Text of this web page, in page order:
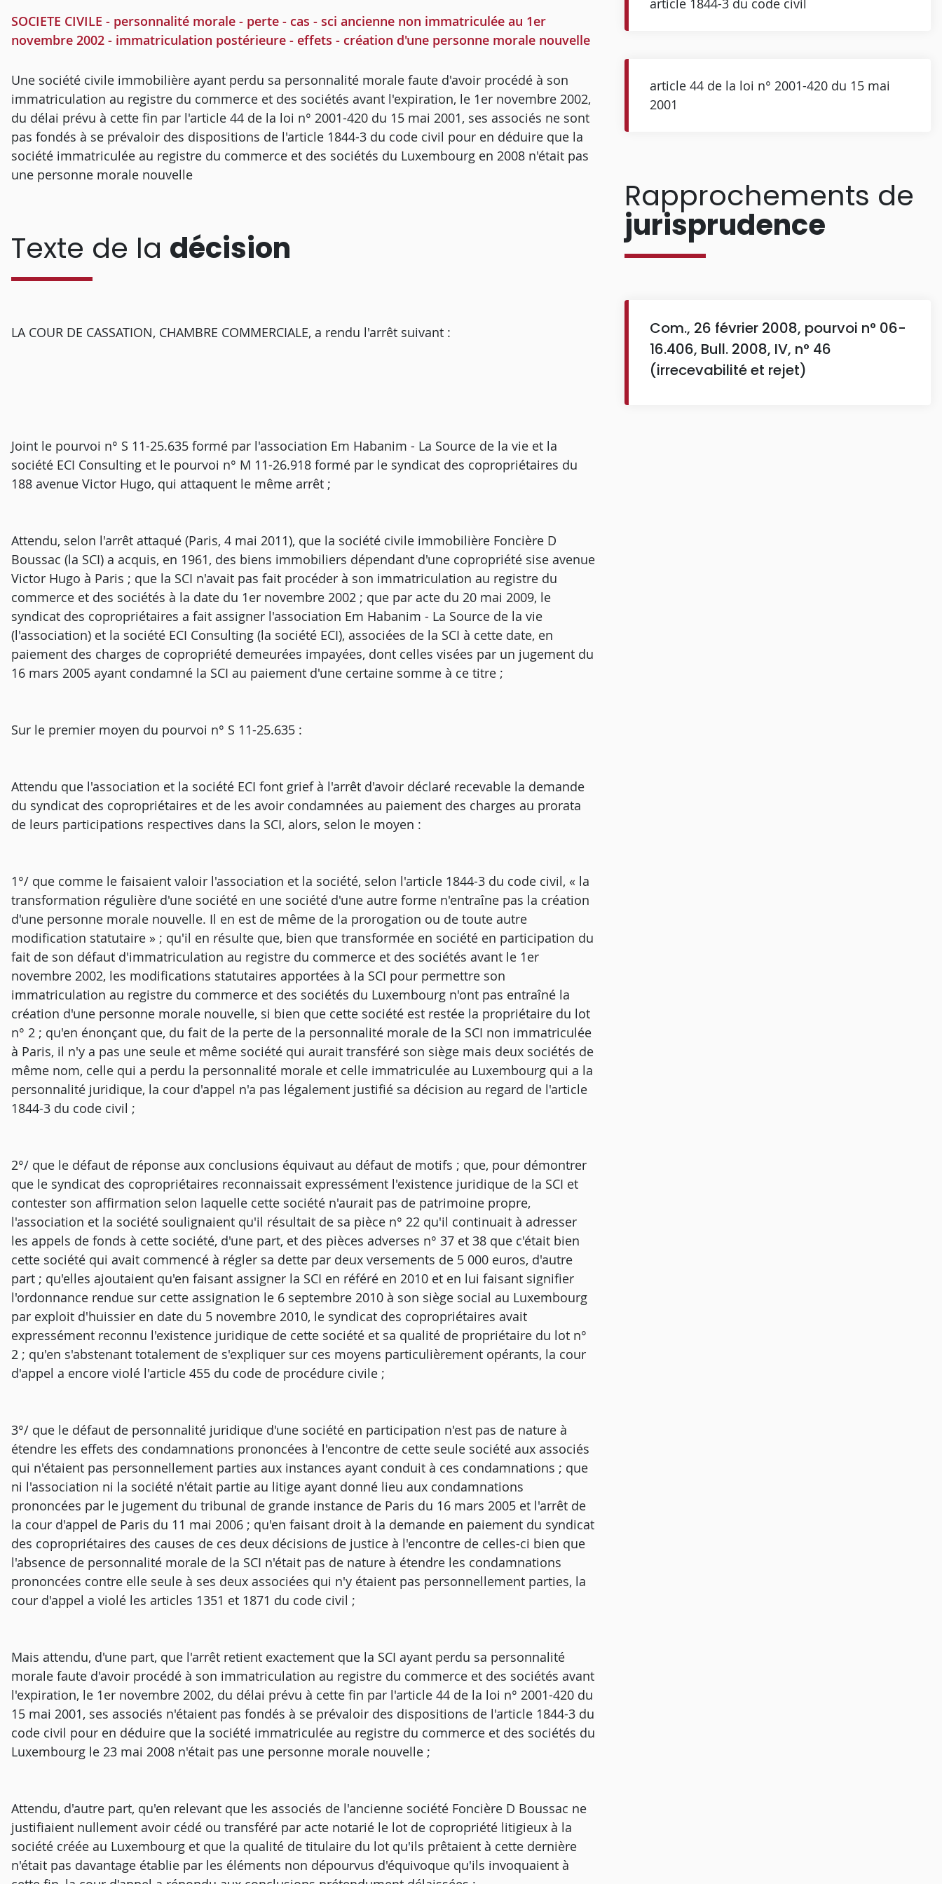
SOCIETE CIVILE - personnalité morale - perte - cas - sci ancienne non immatriculée au 1er
novembre 2002 - immatriculation postérieure - effets - création d'une personne morale nouvelle
Une société civile immobilière ayant perdu sa personnalité morale faute d'avoir procédé à son
immatriculation au registre du commerce et des sociétés avant l'expiration, le 1er novembre 2002,
du délai prévu à cette fin par l'article 44 de la loi n° 2001-420 du 15 mai 2001, ses associés ne sont
pas fondés à se prévaloir des dispositions de l'article 1844-3 du code civil pour en déduire que la
société immatriculée au registre du commerce et des sociétés du Luxembourg en 2008 n'était pas
une personne morale nouvelle
Texte de la décision
LA COUR DE CASSATION, CHAMBRE COMMERCIALE, a rendu l'arrêt suivant :
Joint le pourvoi n° S 11-25.635 formé par l'association Em Habanim - La Source de la vie et la
société ECI Consulting et le pourvoi n° M 11-26.918 formé par le syndicat des copropriétaires du
188 avenue Victor Hugo, qui attaquent le même arrêt ;
Attendu, selon l'arrêt attaqué (Paris, 4 mai 2011), que la société civile immobilière Foncière D
Boussac (la SCI) a acquis, en 1961, des biens immobiliers dépendant d'une copropriété sise avenue
Victor Hugo à Paris ; que la SCI n'avait pas fait procéder à son immatriculation au registre du
commerce et des sociétés à la date du 1er novembre 2002 ; que par acte du 20 mai 2009, le
syndicat des copropriétaires a fait assigner l'association Em Habanim - La Source de la vie
(l'association) et la société ECI Consulting (la société ECI), associées de la SCI à cette date, en
paiement des charges de copropriété demeurées impayées, dont celles visées par un jugement du
16 mars 2005 ayant condamné la SCI au paiement d'une certaine somme à ce titre ;
Sur le premier moyen du pourvoi n° S 11-25.635 :
Attendu que l'association et la société ECI font grief à l'arrêt d'avoir déclaré recevable la demande
du syndicat des copropriétaires et de les avoir condamnées au paiement des charges au prorata
de leurs participations respectives dans la SCI, alors, selon le moyen :
1°/ que comme le faisaient valoir l'association et la société, selon l'article 1844-3 du code civil, « la
transformation régulière d'une société en une société d'une autre forme n'entraîne pas la création
d'une personne morale nouvelle. Il en est de même de la prorogation ou de toute autre
modification statutaire » ; qu'il en résulte que, bien que transformée en société en participation du
fait de son défaut d'immatriculation au registre du commerce et des sociétés avant le 1er
novembre 2002, les modifications statutaires apportées à la SCI pour permettre son
immatriculation au registre du commerce et des sociétés du Luxembourg n'ont pas entraîné la
création d'une personne morale nouvelle, si bien que cette société est restée la propriétaire du lot
n° 2 ; qu'en énonçant que, du fait de la perte de la personnalité morale de la SCI non immatriculée
à Paris, il n'y a pas une seule et même société qui aurait transféré son siège mais deux sociétés de
même nom, celle qui a perdu la personnalité morale et celle immatriculée au Luxembourg qui a la
personnalité juridique, la cour d'appel n'a pas légalement justifié sa décision au regard de l'article
1844-3 du code civil ;
2°/ que le défaut de réponse aux conclusions équivaut au défaut de motifs ; que, pour démontrer
que le syndicat des copropriétaires reconnaissait expressément l'existence juridique de la SCI et
contester son affirmation selon laquelle cette société n'aurait pas de patrimoine propre,
l'association et la société soulignaient qu'il résultait de sa pièce n° 22 qu'il continuait à adresser
les appels de fonds à cette société, d'une part, et des pièces adverses n° 37 et 38 que c'était bien
cette société qui avait commencé à régler sa dette par deux versements de 5 000 euros, d'autre
part ; qu'elles ajoutaient qu'en faisant assigner la SCI en référé en 2010 et en lui faisant signifier
l'ordonnance rendue sur cette assignation le 6 septembre 2010 à son siège social au Luxembourg
par exploit d'huissier en date du 5 novembre 2010, le syndicat des copropriétaires avait
expressément reconnu l'existence juridique de cette société et sa qualité de propriétaire du lot n°
2 ; qu'en s'abstenant totalement de s'expliquer sur ces moyens particulièrement opérants, la cour
d'appel a encore violé l'article 455 du code de procédure civile ;
3°/ que le défaut de personnalité juridique d'une société en participation n'est pas de nature à
étendre les effets des condamnations prononcées à l'encontre de cette seule société aux associés
qui n'étaient pas personnellement parties aux instances ayant conduit à ces condamnations ; que
ni l'association ni la société n'était partie au litige ayant donné lieu aux condamnations
prononcées par le jugement du tribunal de grande instance de Paris du 16 mars 2005 et l'arrêt de
la cour d'appel de Paris du 11 mai 2006 ; qu'en faisant droit à la demande en paiement du syndicat
des copropriétaires des causes de ces deux décisions de justice à l'encontre de celles-ci bien que
l'absence de personnalité morale de la SCI n'était pas de nature à étendre les condamnations
prononcées contre elle seule à ses deux associées qui n'y étaient pas personnellement parties, la
cour d'appel a violé les articles 1351 et 1871 du code civil ;
Mais attendu, d'une part, que l'arrêt retient exactement que la SCI ayant perdu sa personnalité
morale faute d'avoir procédé à son immatriculation au registre du commerce et des sociétés avant
l'expiration, le 1er novembre 2002, du délai prévu à cette fin par l'article 44 de la loi n° 2001-420 du
15 mai 2001, ses associés n'étaient pas fondés à se prévaloir des dispositions de l'article 1844-3 du
code civil pour en déduire que la société immatriculée au registre du commerce et des sociétés du
Luxembourg le 23 mai 2008 n'était pas une personne morale nouvelle ;
Attendu, d'autre part, qu'en relevant que les associés de l'ancienne société Foncière D Boussac ne
justifiaient nullement avoir cédé ou transféré par acte notarié le lot de copropriété litigieux à la
société créée au Luxembourg et que la qualité de titulaire du lot qu'ils prêtaient à cette dernière
n'était pas davantage établie par les éléments non dépourvus d'équivoque qu'ils invoquaient à
article 1844-3 du code civil
article 44 de la loi n° 2001-420 du 15 mai
2001
Rapprochements de
jurisprudence
Com., 26 février 2008, pourvoi n° 06-
16.406, Bull. 2008, IV, n° 46
(irrecevabilité et rejet)